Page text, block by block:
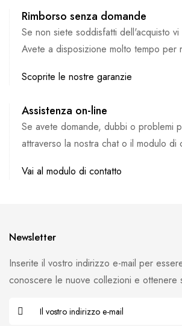
Rimborso senza domande
Se non siete soddisfatti dell'acquisto vi
Avete a disposizione molto tempo per
Scoprite le nostre garanzie
Assistenza on-line
Se avete domande, dubbi o problemi
attraverso la nostra chat o il modulo di
Vai al modulo di contatto
Newsletter
Inserite il vostro indirizzo e-mail per
conoscere le nuove collezioni e ottenere